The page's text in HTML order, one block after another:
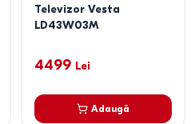
Televizor Vesta
LD43W03M
4499 Lei
Adaugă